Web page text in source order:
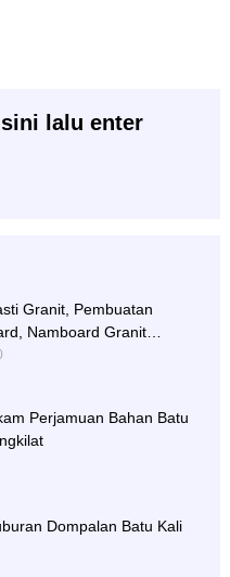
lalu enter
Granit, Pembuatan
Namboard Granit
Perjamuan Bahan Batu
Dompalan Batu Kali